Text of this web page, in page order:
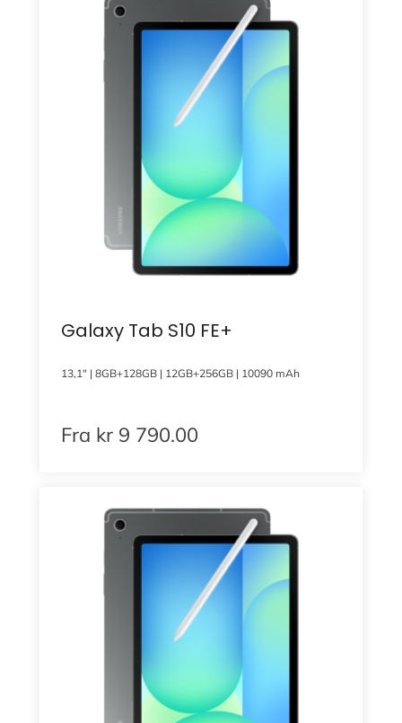
Galaxy Tab S10 FE+
13,1″ | 8GB+128GB | 12GB+256GB | 10090 mAh
Fra kr 9 790.00